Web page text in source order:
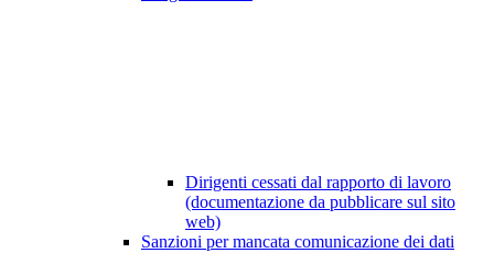
Dirigenti cessati dal rapporto di lavoro
(documentazione da pubblicare sul sito
web)
Sanzioni per mancata comunicazione dei dati